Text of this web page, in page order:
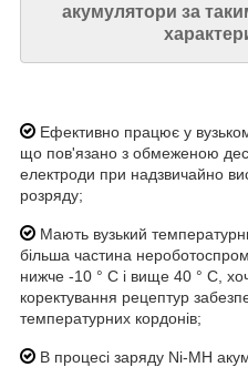
акумулятори за
Ефективно працює у
що пов'язано з обмеженою
електроди при надзвичайно
розряду;
Мають вузький
більша частина
нижче -10 ° C і вище 40 ° C,
коректування рецептур
температурних кордонів;
В процесі заряду Ni-MH